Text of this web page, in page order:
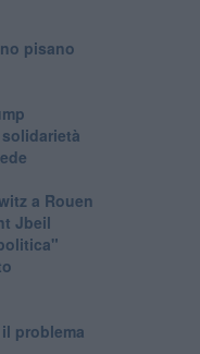
pisano
a Rouen
Jbeil
problema